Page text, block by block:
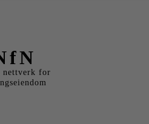
nettverk for